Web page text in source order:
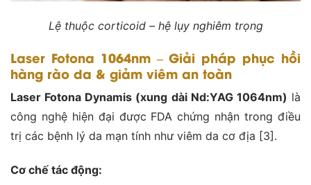
Lệ thuộc corticoid – hệ lụy nghiêm trọng
Laser Fotona 1064nm – Giải pháp phục hồi
hàng rào da & giảm viêm an toàn
Laser Fotona Dynamis (xung dài Nd:YAG 1064nm) là
công nghệ hiện đại được FDA chứng nhận trong điều
trị các bệnh lý da mạn tính như viêm da cơ địa [3].
Cơ chế tác động: